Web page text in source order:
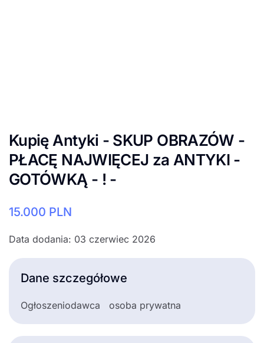
Kupię Antyki - SKUP OBRAZÓW -
PŁACĘ NAJWIĘCEJ za ANTYKI -
GOTÓWKĄ - ! -
15.000 PLN
Data dodania: 03 czerwiec 2026
Dane szczegółowe
Ogłoszeniodawca osoba prywatna